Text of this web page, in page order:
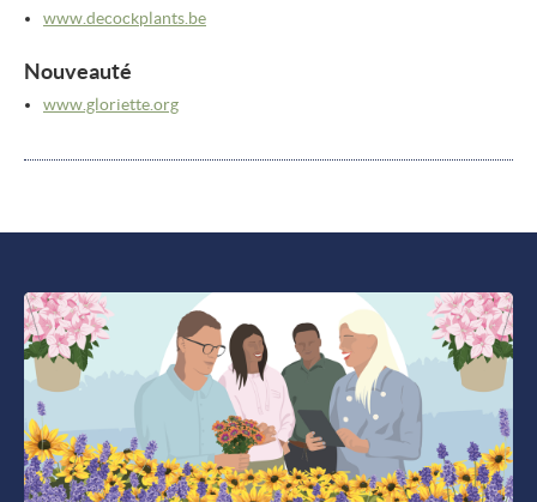
www.decockplants.be
Nouveauté
www.gloriette.org